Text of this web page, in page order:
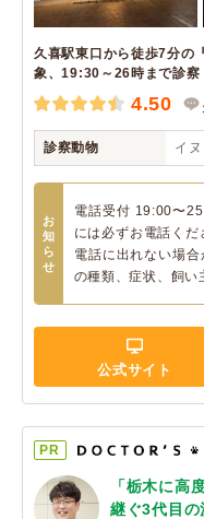
久喜駅東口から徒歩7分の
象、19:30～26時まで診察
4.50
診察動物 イ
お
知
ら
せ
電話受付 19:00〜
には必ずお電話く
電話に出れない場
の種類、症状、飼い
公式サイト
PR
「栃木に高
継ぐ3代目の